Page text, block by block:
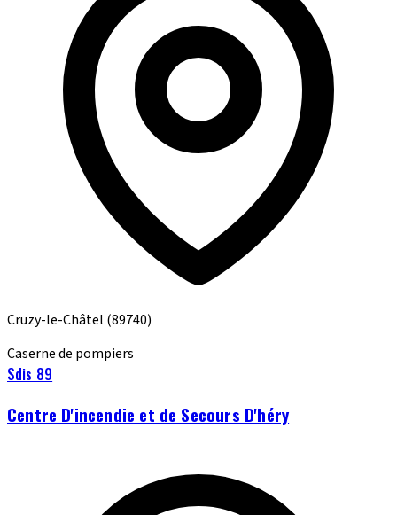
Cruzy-le-Châtel (89740)
Caserne de pompiers
Sdis 89
Centre D'incendie et de Secours D'héry